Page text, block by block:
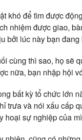
khó để tìm được
nhiệm được giao,
bởi lúc này bạn đang
cùng thì sao, họ sẽ
nữa, bạn nhập hội
bất kỳ tổ chức lớn
trưa và nói xấu cấp
hoại sự nghiệp của